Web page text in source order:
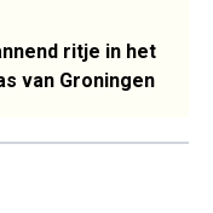
ritje in het
van Groningen